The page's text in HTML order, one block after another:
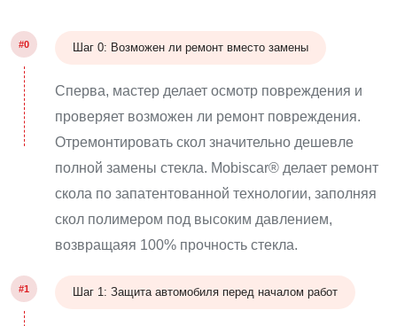
#0 Шаг 0: Возможен ли ремонт вместо замены
Сперва, мастер делает осмотр повреждения и
проверяет возможен ли ремонт повреждения.
Отремонтировать скол значительно дешевле
полной замены стекла. Mobiscar® делает ремонт
скола по запатентованной технологии, заполняя
скол полимером под высоким давлением,
возвращаяя 100% прочность стекла.
#1 Шаг 1: Защита автомобиля перед началом работ